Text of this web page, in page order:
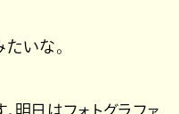
いな。